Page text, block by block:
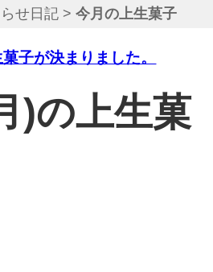
せ日記 >今月の上生菓子
子が決まりました。
)の上生菓